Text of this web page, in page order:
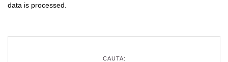
data is processed
CAUTA: